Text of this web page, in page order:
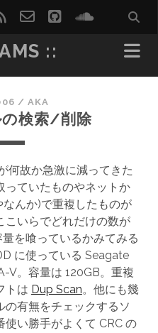
rss email-
form
github
::
/ AKA
の検索/削除
何故か急激に減ってきた
っていたものやネットか
んか)で重複したものが
こいらでどれだけの数が
を喰っているかみてみる
に使っている Seagate
V。容量は 120GB。重複
トは Dup Scan。他にも幾
有無をチェックするソ
い勝手がよくて CRC の